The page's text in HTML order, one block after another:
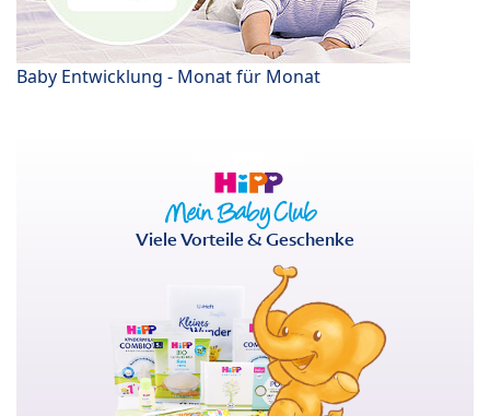
Baby Entwicklung - Monat für Monat
Viele Vorteile & Geschenke